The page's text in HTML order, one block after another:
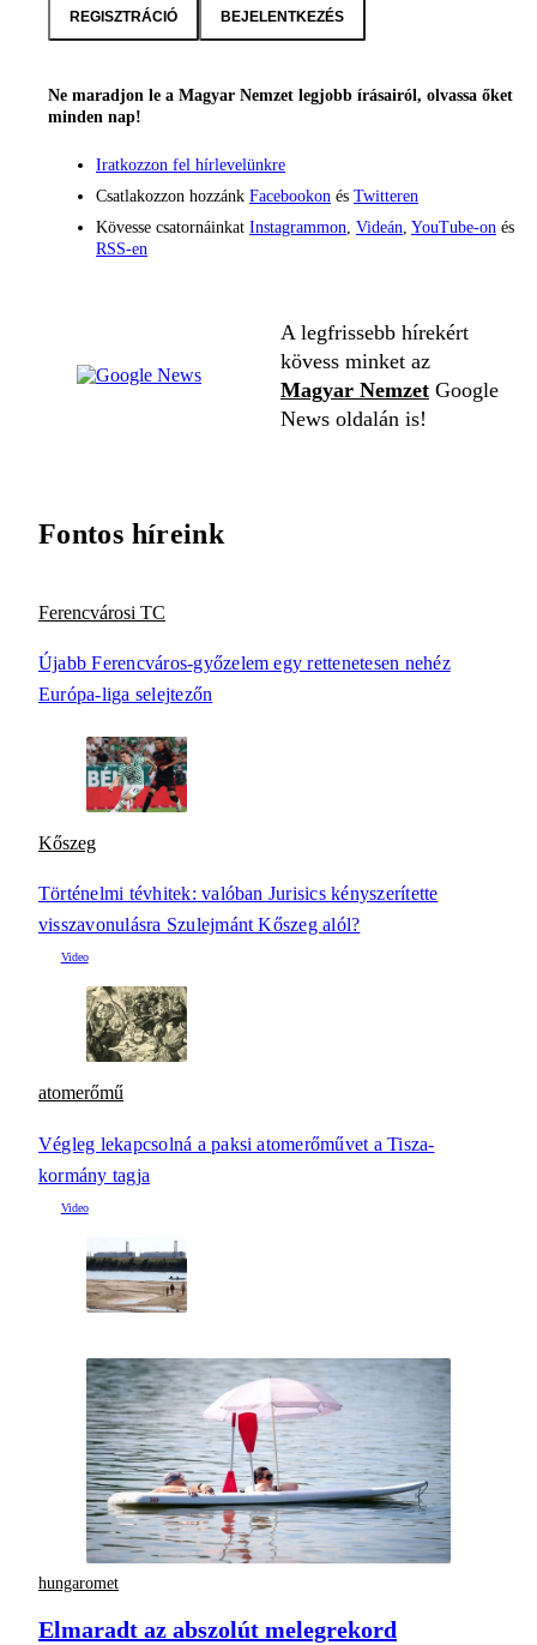
REGISZTRÁCIÓ BEJELENTKEZÉS
Ne maradjon le a Magyar Nemzet legjobb írásairól, olvassa őket
minden nap!
Iratkozzon fel hírlevelünkre
Csatlakozzon hozzánk Facebookon és Twitteren
Kövesse csatornáinkat Instagrammon, Videán, YouTube-on és
RSS-en
A legfrissebb hírekért
kövess minket az
Magyar Nemzet Google
News oldalán is!
Fontos híreink
Ferencvárosi TC
Újabb Ferencváros-győzelem egy rettenetesen nehéz
Európa-liga selejtezőn
Kőszeg
Történelmi tévhitek: valóban Jurisics kényszerítette
visszavonulásra Szulejmánt Kőszeg alól?
atomerőmű
Végleg lekapcsolná a paksi atomerőművet a Tisza-
kormány tagja
hungaromet
Elmaradt az abszolút melegrekord